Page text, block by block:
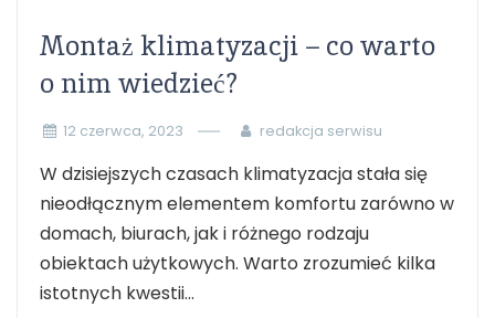
Montaż klimatyzacji – co warto
o nim wiedzieć?
12 czerwca, 2023 redakcja serwisu
W dzisiejszych czasach klimatyzacja stała się
nieodłącznym elementem komfortu zarówno w
domach, biurach, jak i różnego rodzaju
obiektach użytkowych. Warto zrozumieć kilka
istotnych kwestii...